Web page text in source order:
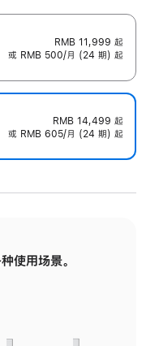
RMB 11,999 起
或 RMB 500/月 (24 期) 起
RMB 14,499 起
或 RMB 605/月 (24 期) 起
使用场景。